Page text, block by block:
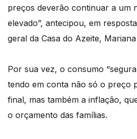
preços deverão continuar a um
elevado”, antecipou, em
geral da Casa do Azeite,
Por sua vez, o consumo
tendo em conta não só o preço
final, mas também a inflação,
o orçamento das famílias.